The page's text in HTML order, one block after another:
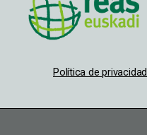
Política de privacidad